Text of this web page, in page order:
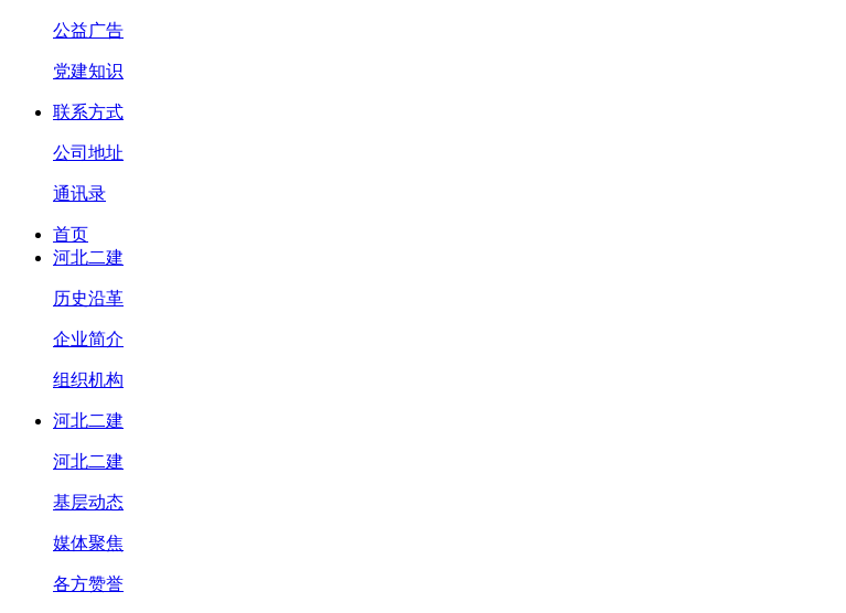
公益广告
党建知识
联系方式
公司地址
通讯录
首页
河北二建
历史沿革
企业简介
组织机构
河北二建
河北二建
基层动态
媒体聚焦
各方赞誉